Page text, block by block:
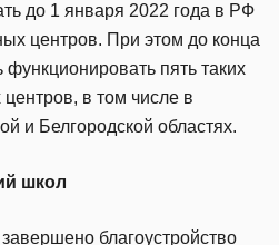
до 1 января 2022 года в РФ
центров. При этом до конца
пять таких
в том числе в
и Белгородской областях.
школ
благоустройство